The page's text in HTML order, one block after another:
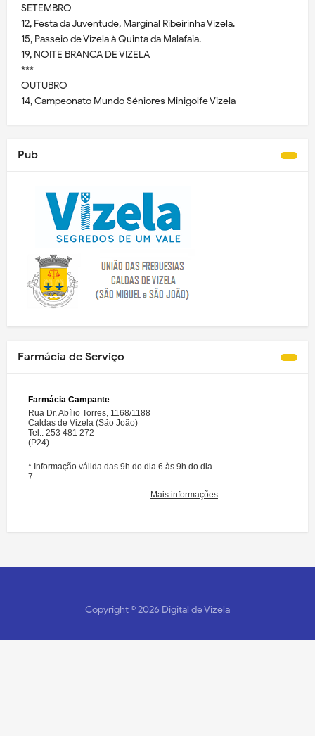
SETEMBRO
12, Festa da Juventude, Marginal Ribeirinha Vizela.
15, Passeio de Vizela à Quinta da Malafaia.
19, NOITE BRANCA DE VIZELA
***
OUTUBRO
14, Campeonato Mundo Séniores Minigolfe Vizela
Pub
Farmácia de Serviço
Copyright ©2026 Digital de Vizela